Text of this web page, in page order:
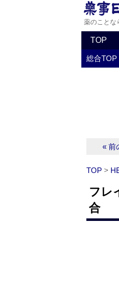
薬のことな
TOP
総合TOP
« 前
TOP >
フレ
合